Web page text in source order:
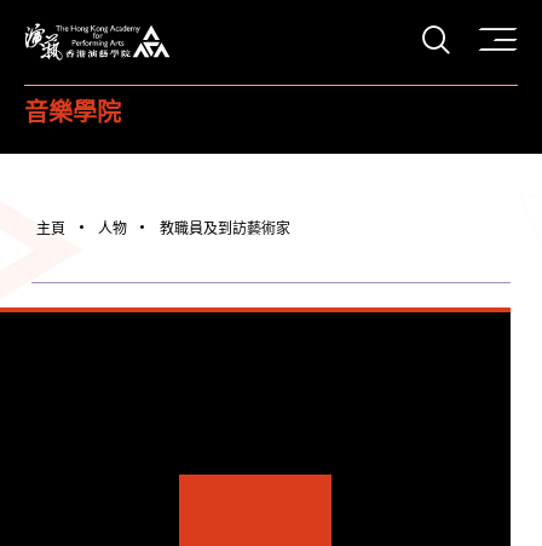
打開
音樂學院
主頁 人物 教職員及到訪藝術家